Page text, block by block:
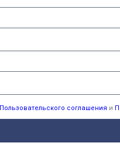
Пользовательского соглашения и